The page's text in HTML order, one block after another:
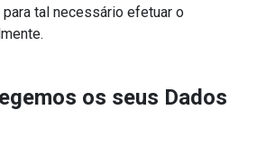
tal necessário efetuar o
os seus Dados